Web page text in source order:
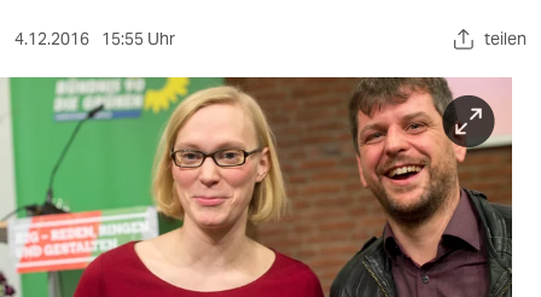
sport
berlin
nord
wahrheit
4.12.2016 15:55 Uhr teilen